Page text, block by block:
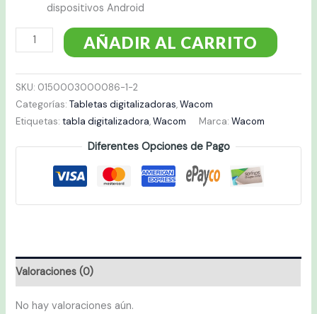
dispositivos Android
AÑADIR AL CARRITO
SKU: 0150003000086-1-2
Categorías:Tabletas digitalizadoras,Wacom
Etiquetas:tabla digitalizadora,Wacom Marca:Wacom
Diferentes Opciones de Pago
Valoraciones (0)
No hay valoraciones aún.